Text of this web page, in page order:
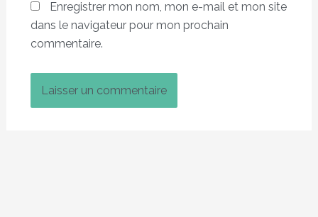
Enregistrer mon nom, mon e-mail et mon site
dans le navigateur pour mon prochain
commentaire.